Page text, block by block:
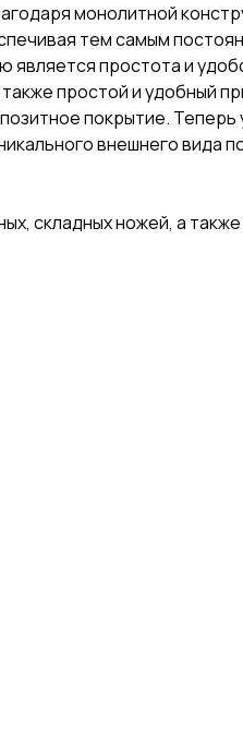
монолитной
тем самым
простота и
простой и удобный
покрытие. Теперь
внешнего вида
складных ножей, а